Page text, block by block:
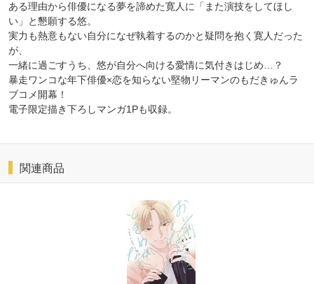
ある理由から俳優になる夢を諦めた寛人に「また演技をしてほし
い」と懇願する悠。
実力も熱意もない自分になぜ執着するのかと疑問を抱く寛人だった
が、
一緒に過ごすうち、悠が自分へ向ける愛情に気付きはじめ…？
暴走ワンコな年下俳優×恋を知らない堅物リーマンのもだきゅんラ
ブコメ開幕！
電子限定描き下ろしマンガ1Pも収録。
関連商品